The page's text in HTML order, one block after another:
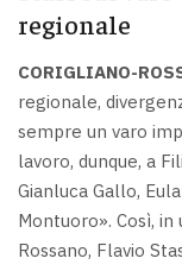
regionale
CORIGLIANO-
regionale,
sempre un varo
lavoro, dunque, a
Gianluca Gallo,
Montuoro». Così,
Rossano, Flavio